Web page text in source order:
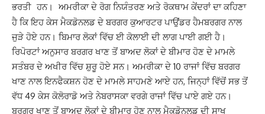
ਭਰਤੀ ਹਨ। ਅਮਰੀਕਾ ਦੇ ਰੋਗ ਨਿਯੰਤਰਣ ਅਤੇ ਰੋਕਥਾਮ ਕੇਂਦਰਾਂ ਦਾ ਕਹਿਣਾ
ਹੈ ਕਿ ਇਹ ਕੇਸ ਮੈਕਡੋਨਲਡ ਦੇ ਬਰਗਰ ਕੁਆਰਟਰ ਪਾਉਂਡਰ ਹੈਮਬਰਗਰ ਨਾਲ
ਜੁੜੇ ਹੋਏ ਹਨ। ਬਿਮਾਰ ਲੋਕਾਂ ਵਿੱਚ ਈ ਕੋਲਾਈ ਦੀ ਲਾਗ ਪਾਈ ਗਈ ਹੈ।
ਰਿਪੋਰਟਾਂ ਅਨੁਸਾਰ ਬਰਗਰ ਖਾਣ ਤੋਂ ਬਾਅਦ ਲੋਕਾਂ ਦੇ ਬੀਮਾਰ ਹੋਣ ਦੇ ਮਾਮਲੇ
ਸਤੰਬਰ ਦੇ ਅਖੀਰ ਵਿੱਚ ਸ਼ੁਰੂ ਹੋਏ ਸਨ। ਅਮਰੀਕਾ ਦੇ 10 ਰਾਜਾਂ ਵਿੱਚ ਬਰਗਰ
ਖਾਣ ਨਾਲ ਇਨਫੈਕਸ਼ਨ ਹੋਣ ਦੇ ਮਾਮਲੇ ਸਾਹਮਣੇ ਆਏ ਹਨ, ਜਿਨ੍ਹਾਂ ਵਿੱਚੋਂ ਸਭ ਤੋਂ
ਵੱਧ 49 ਕੇਸ ਕੋਲੋਰਾਡੋ ਅਤੇ ਨੇਬਰਾਸਕਾ ਵਰਗੇ ਰਾਜਾਂ ਵਿੱਚ ਪਾਏ ਗਏ ਹਨ।
ਬਰਗਰ ਖਾਣ ਤੋਂ ਬਾਅਦ ਲੋਕਾਂ ਦੇ ਬੀਮਾਰ ਹੋਣ ਨਾਲ ਮੈਕਡੋਨਲਡ ਦੀ ਸਾਖ